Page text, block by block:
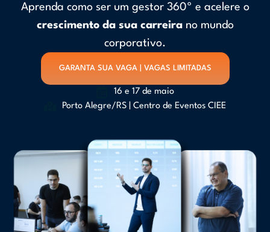
Aprenda como ser um gestor 360º e acelere o
crescimento da sua carreirano mundo
corporativo.
GARANTA SUA VAGA | VAGAS LIMITADAS
16 e 17 de maio
Porto Alegre/RS | Centro de Eventos CIEE